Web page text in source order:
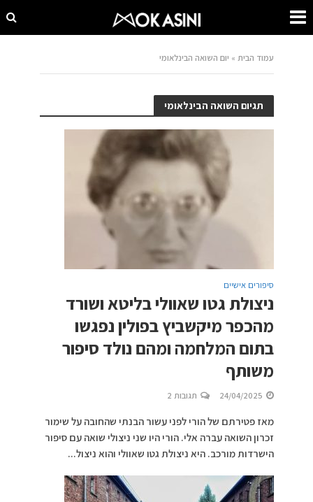
עמוד הבית » יום השואה הבינלאומי
תגיום השואה הבינלאומי
סיפורים אישיים
ניצולת גטו שאוולי בליטא ושורד
מהכפר מיקשביץ בפולין נפגשו
בתום המלחמה ומהם נולד סיפור
משותף
24/04/2025 תגובות 2
מאז פטירתם של הורי לפני עשור הבנתי שהחובה על שימור
זכרון השואה עברה אלי. הורי היו שני ניצולי שואה עם סיפור
הישרדות מורכב. היא ניצולת גטו שאוולי והוא ניצול...